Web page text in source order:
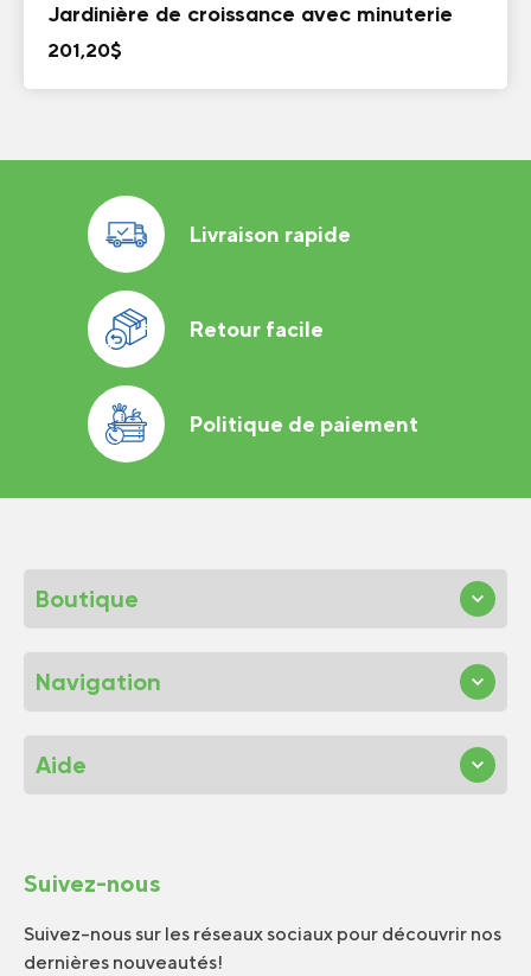
Jardinière de croissance avec minuterie
201,20$
Livraison rapide
Retour facile
Politique de paiement
Boutique
Navigation
Aide
Suivez-nous
Suivez-nous sur les réseaux sociaux pour découvrir nos
dernières nouveautés!